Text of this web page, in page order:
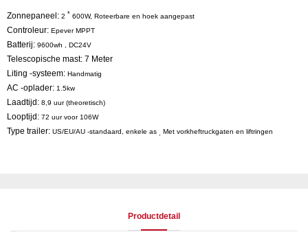
Zonnepaneel: 2 * 600W, Roteerbare en hoek aangepast
Controleur: EpeverMPPT
Batterij: 9600wh DC24V
Telescopische mast: 7 Meter
Liting -systeem: Handmatig
AC -oplader: 1.5kw
Laadtijd: 8,9 uur (theoretisch)
Looptijd: 72 uur voor 106W
Type trailer: US/EU/AU -standaard, enkele as , Met vorkheftruckgaten en liftringen
Productdetail